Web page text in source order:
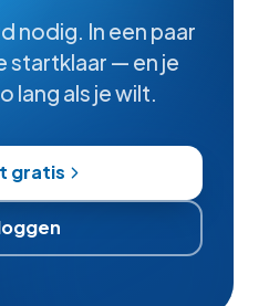
nodig. In een paar
startklaar — en je
lang als je wilt.
gratis